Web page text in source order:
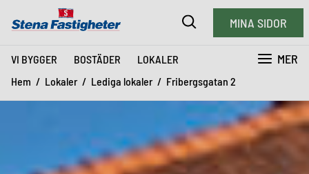
VI BYGGER BOSTÄDER LOKALER MER
MINA SIDOR
Hem Lokaler Lediga lokaler Fribergsgatan 2